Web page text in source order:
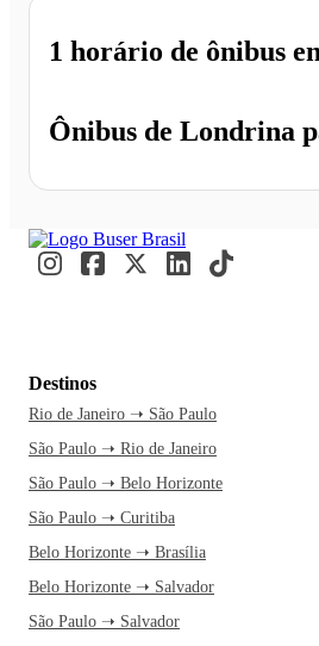
Ônibus de Londrina
1 horário de ônibus
Destinos
Rio de Janeiro ➝ São Paulo
São Paulo ➝ Rio de Janeiro
São Paulo ➝ Belo Horizonte
São Paulo ➝ Curitiba
Belo Horizonte ➝ Brasília
Belo Horizonte ➝ Salvador
São Paulo ➝ Salvador